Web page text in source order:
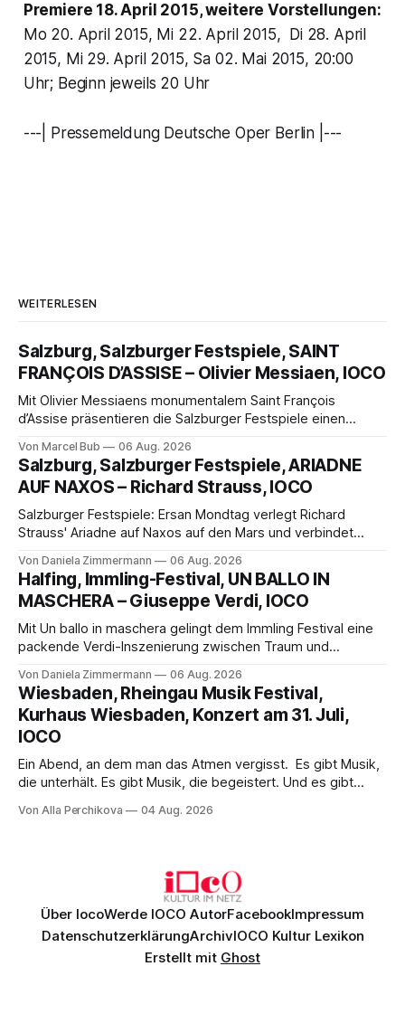
Premiere 18. April 2015, weitere Vorstellungen:
Mo 20. April 2015, Mi 22. April 2015, Di 28. April
2015, Mi 29. April 2015, Sa 02. Mai 2015, 20:00
Uhr; Beginn jeweils 20 Uhr
---| Pressemeldung Deutsche Oper Berlin |---
WEITERLESEN
Salzburg, Salzburger Festspiele, SAINT
FRANÇOIS D’ASSISE – Olivier Messiaen, IOCO
Mit Olivier Messiaens monumentalem Saint François
d’Assise präsentieren die Salzburger Festspiele einen
eine bildgewaltige Inszenierung, Maxime Pascal entfaltet
die komplexe Partitur eindrucksvoll, Philippe Sly berührt als
Franziskus.
Von Marcel Bub 06 Aug. 2026
Salzburg, Salzburger Festspiele, ARIADNE
AUF NAXOS – Richard Strauss, IOCO
Salzburger Festspiele: Ersan Mondtag verlegt Richard
Strauss' Ariadne auf Naxos auf den Mars und verbindet
Aufführung mit starken Solisten und den Wiener
Philharmonikern, szenisch bleibt der zweite Akt jedoch
hinter den Erwartungen zurück.
Von Daniela Zimmermann 06 Aug. 2026
Halfing, Immling-Festival, UN BALLO IN
MASCHERA – Giuseppe Verdi, IOCO
Mit Un ballo in maschera gelingt dem Immling Festival eine
packende Verdi-Inszenierung zwischen Traum und
psychologische Tiefe mit starken Bildern, getragen von
einem spielfreudigen Ensemble und einer musikalisch
überzeugenden Gesamtleistung.
Von Daniela Zimmermann 06 Aug. 2026
Wiesbaden, Rheingau Musik Festival,
Kurhaus Wiesbaden, Konzert am 31. Juli,
IOCO
Ein Abend, an dem man das Atmen vergisst. Es gibt Musik,
die unterhält. Es gibt Musik, die begeistert. Und es gibt
Genau so war der Abend im Kurhaus Wiesbaden, an dem
Von Alla Perchikova 04 Aug. 2026
Über IocoWerde IOCO AutorFacebookImpressum
DatenschutzerklärungArchivIOCO Kultur Lexikon
Erstellt mit Ghost